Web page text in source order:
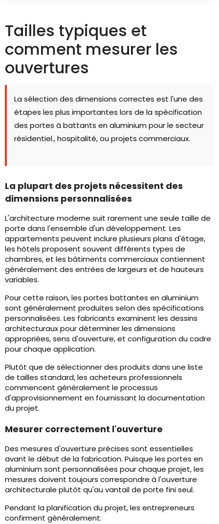
Tailles typiques et
comment mesurer les
ouvertures
La sélection des dimensions correctes est l'une des
étapes les plus importantes lors de la spécification
des portes à battants en aluminium pour le secteur
résidentiel., hospitalité, ou projets commerciaux.
La plupart des projets nécessitent des
dimensions personnalisées
L'architecture moderne suit rarement une seule taille de
porte dans l'ensemble d'un développement. Les
appartements peuvent inclure plusieurs plans d'étage,
les hôtels proposent souvent différents types de
chambres, et les bâtiments commerciaux contiennent
généralement des entrées de largeurs et de hauteurs
variables.
Pour cette raison, les portes battantes en aluminium
sont généralement produites selon des spécifications
personnalisées. Les fabricants examinent les dessins
architecturaux pour déterminer les dimensions
appropriées, sens d'ouverture, et configuration du cadre
pour chaque application.
Plutôt que de sélectionner des produits dans une liste
de tailles standard, les acheteurs professionnels
commencent généralement le processus
d'approvisionnement en fournissant la documentation
du projet.
Mesurer correctement l'ouverture
Des mesures d'ouverture précises sont essentielles
avant le début de la fabrication. Puisque les portes en
aluminium sont personnalisées pour chaque projet, les
mesures doivent toujours correspondre à l'ouverture
architecturale plutôt qu'au vantail de porte fini seul.
Pendant la planification du projet, les entrepreneurs
confirment généralement: